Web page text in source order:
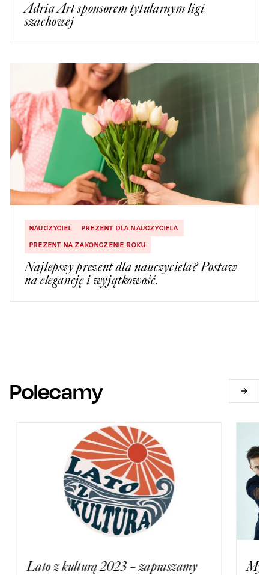
Adria Art sponsorem tytularnym ligi
szachowej
NAUCZYCIEL
PREZENT DLA NAUCZYCIELA
PREZENT NA ZAKONCZENIE ROKU
Najlepszy prezent dla nauczyciela? Postaw
na elegancję i wyjątkowość.
Polecamy
Lato z kulturą 2023 – zapraszamy